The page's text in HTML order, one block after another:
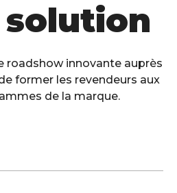
roadshow innovante auprès
former les revendeurs aux
de la marque.